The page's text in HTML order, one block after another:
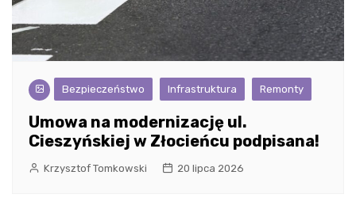
Bezpieczeństwo Infrastruktura Remonty
Umowa na modernizację ul.
Cieszyńskiej w Złocieńcu podpisana!
Krzysztof Tomkowski 20 lipca 2026